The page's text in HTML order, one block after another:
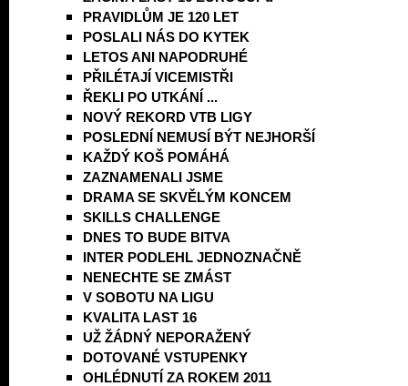
PRAVIDLŮM JE 120 LET
POSLALI NÁS DO KYTEK
LETOS ANI NAPODRUHÉ
PŘILÉTAJÍ VICEMISTŘI
ŘEKLI PO UTKÁNÍ ...
NOVÝ REKORD VTB LIGY
POSLEDNÍ NEMUSÍ BÝT NEJHORŠÍ
KAŽDÝ KOŠ POMÁHÁ
ZAZNAMENALI JSME
DRAMA SE SKVĚLÝM KONCEM
SKILLS CHALLENGE
DNES TO BUDE BITVA
INTER PODLEHL JEDNOZNAČNĚ
NENECHTE SE ZMÁST
V SOBOTU NA LIGU
KVALITA LAST 16
UŽ ŽÁDNÝ NEPORAŽENÝ
DOTOVANÉ VSTUPENKY
OHLÉDNUTÍ ZA ROKEM 2011